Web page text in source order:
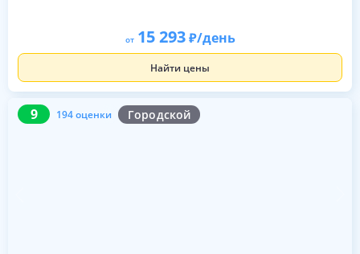
от 15 293 /день
Найти цены
9 194 оценки Городской
9 194 оценки